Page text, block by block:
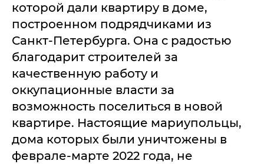
которой дали квартиру в доме,
построенном подрядчиками из
Санкт-Петербурга. Она с радостью
благодарит строителей за
качественную работу и
оккупационные власти за
возможность поселиться в новой
квартире. Настоящие мариупольцы,
дома которых были уничтожены в
феврале-марте 2022 года, не